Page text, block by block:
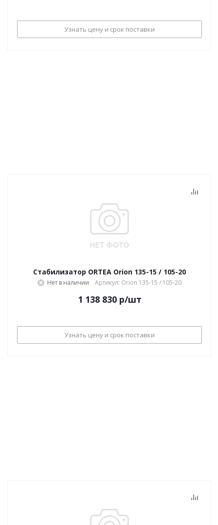
Узнать цену и срок поставки
Стабилизатор ORTEA Orion 135-15 / 105-20
Нет в наличии Артикул: Orion 135-15 / 105-20
1 138 830р/шт
Узнать цену и срок поставки